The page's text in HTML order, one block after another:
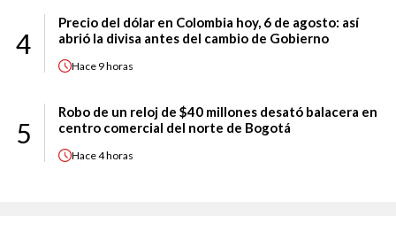
4
Precio del dólar en Colombia hoy, 6 de agosto: así
abrió la divisa antes del cambio de Gobierno
Hace 9 horas
5
Robo de un reloj de $40 millones desató balacera en
centro comercial del norte de Bogotá
Hace4 horas